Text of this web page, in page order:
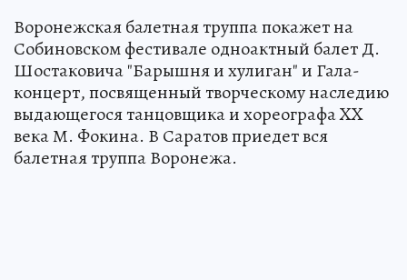
Воронежская балетная труппа покажет на
Собиновском фестивале одноактный балет Д.
Шостаковича "Барышня и хулиган" и Гала-
концерт, посвященный творческому наследию
выдающегося танцовщика и хореографа XX
века М. Фокина. В Саратов приедет вся
балетная труппа Воронежа.